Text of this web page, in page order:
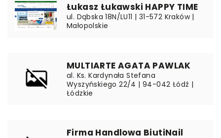
Łukasz Łukawski HAPPY TIME
ul. Dąbska 18N/LU11 | 31-572 Kraków |
Małopolskie
MULTIARTE AGATA PAWLAK
al. Ks. Kardynała Stefana
Wyszyńskiego 22/4 | 94-042 Łódź |
Łódzkie
Firma Handlowa BiutiNail